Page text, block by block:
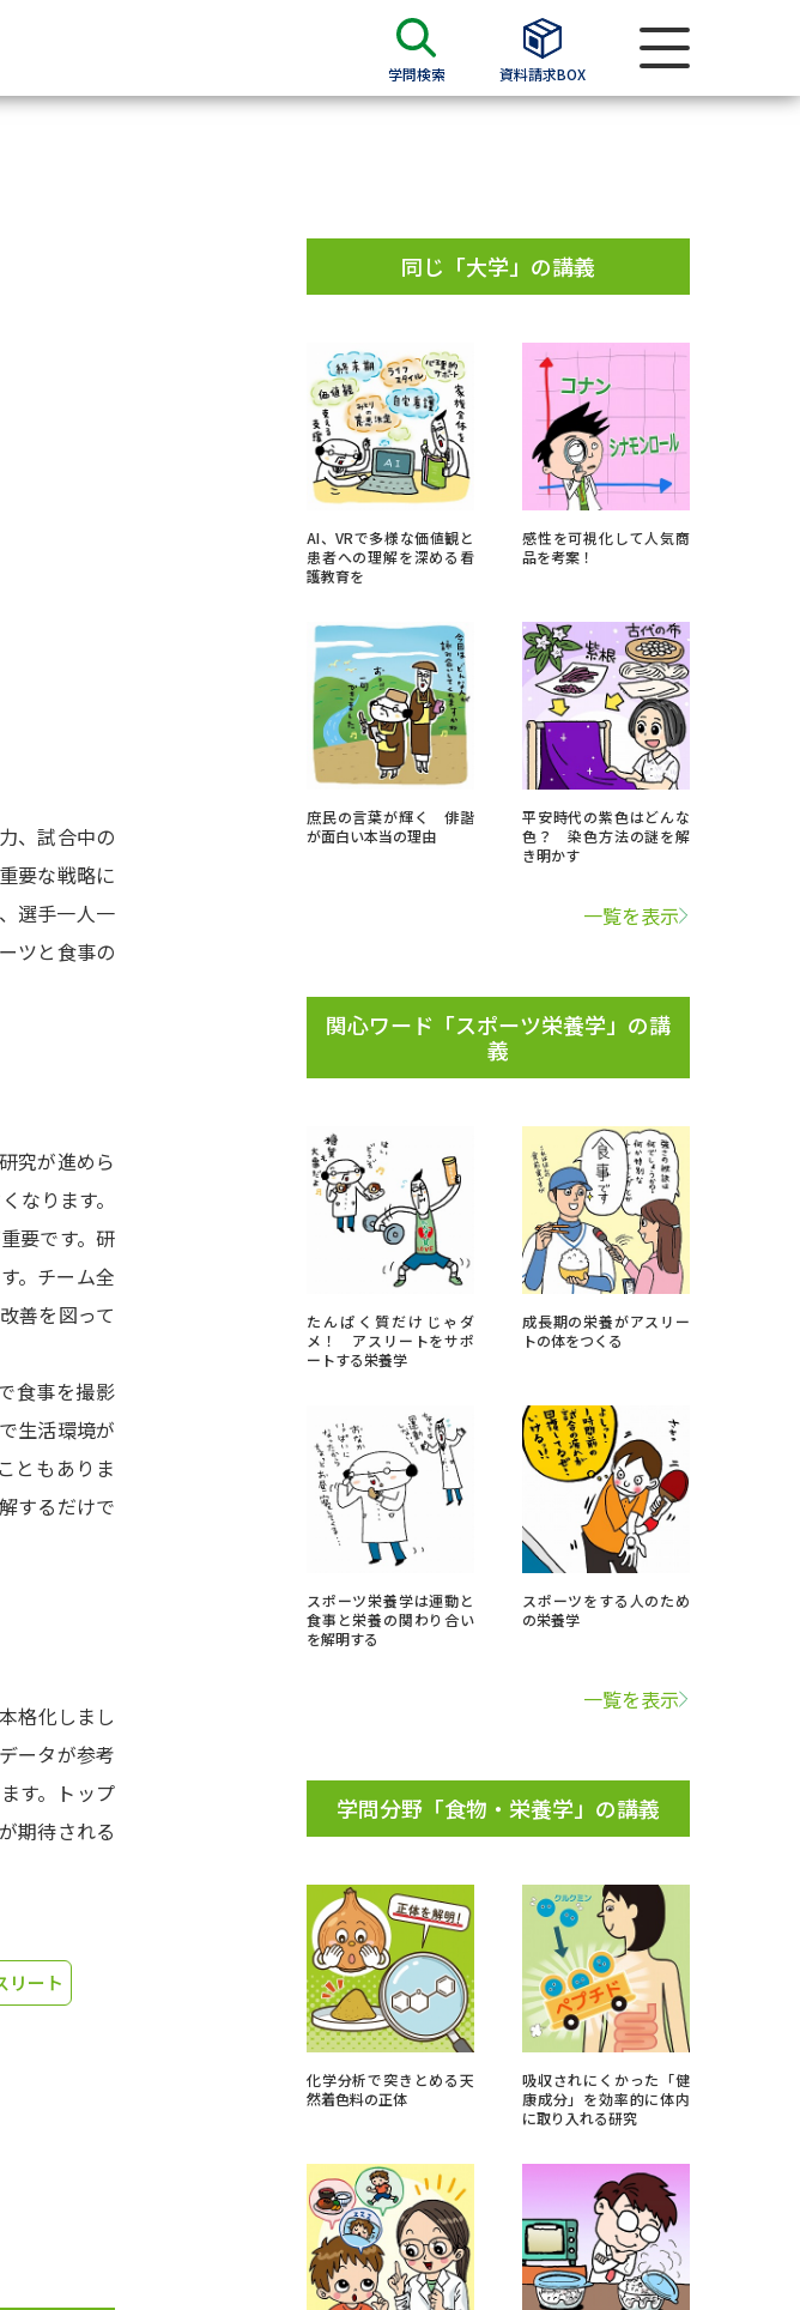
学問検索 資料請求BOX
大の資料種類から請求
過去問題集
留学・進学関連、塾・予備校
共通テスト「受験上の配慮案内」の請求
高等学校卒業程度認定試験
小学校教員資格認定試験
大学検索
べる内容や特徴を調べる
・学部・学科特集
イエンス特集
新学年スタート号特集ページ（高3生用）
キャンパスなどを調べる
キャンパス検索
実施プログラムから探す
型イベント特集
受験準備
出願校を調べる
受験スケジュールを立てよう
先輩が入学を決めた理由
新生活お役立ちガイド
びたい学問発見
講義「夢ナビ講義」 学問の教科書 夢ナビライブ
あるご質問
このサイトについて
受付内容・発送状況の確認 テレメール
お支払いサイト
お問合せ先 テレメール進学カタログ訂正のご案内
、試合中の
要な戦略に
選手一人一
ツと食事の
究が進めら
なります。
要です。研
。チーム全
善を図って
食事を撮影
生活環境が
ともありま
するだけで
格化しまし
ータが参考
す。トップ
期待される
リート
同じ「大学」の講義
AI、VRで多様な価値観と
患者への理解を深める看
護教育を
感性を可視化して人気商
品を考案！
庶民の言葉が輝く 俳諧
が面白い本当の理由
平安時代の紫色はどんな
色？ 染色方法の謎を解
き明かす
一覧を表示
関心ワード「スポーツ栄養学」の講
義
たんぱく質だけじゃダ
メ！ アスリートをサポ
ートする栄養学
成長期の栄養がアスリー
トの体をつくる
スポーツ栄養学は運動と
食事と栄養の関わり合い
を解明する
スポーツをする人のため
の栄養学
一覧を表示
学問分野「食物・栄養学」の講義
化学分析で突きとめる天
然着色料の正体
吸収されにくかった「健
康成分」を効率的に体内
に取り入れる研究